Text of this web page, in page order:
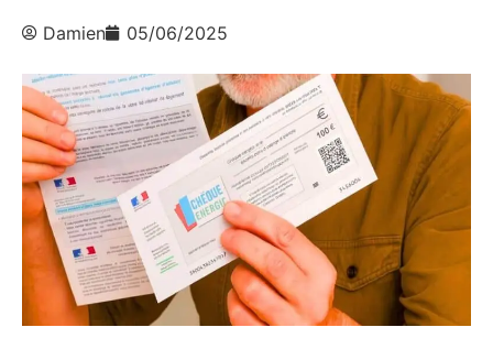
Damien 05/06/2025